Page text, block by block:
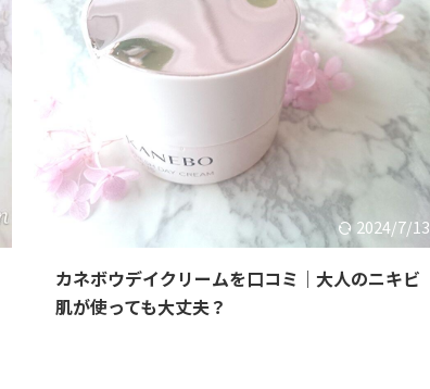
2024/7/13
カネボウデイクリームを口コミ｜大人のニキビ
肌が使っても大丈夫？